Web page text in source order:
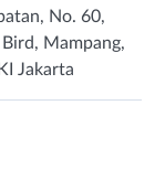
No. 60,
Mampang,
Jakarta